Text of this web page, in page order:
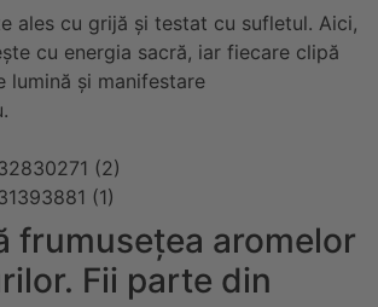
ales cu grijă și testat cu sufletul. Aici,
cu energia sacră, iar fiecare clipă
lumină și manifestare
frumusețea aromelor
Fii parte din